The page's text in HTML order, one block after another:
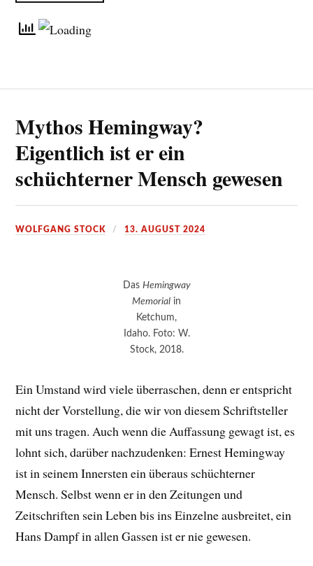
Mythos Hemingway?
Eigentlich ist er ein
schüchterner Mensch gewesen
WOLFGANG STOCK 13. AUGUST 2024
Das Hemingway
Memorial in
Ketchum,
Idaho. Foto: W.
Stock, 2018.
Ein Umstand wird viele überraschen, denn er entspricht
nicht der Vorstellung, die wir von diesem Schriftsteller
mit uns tragen. Auch wenn die Auffassung gewagt ist, es
lohnt sich, darüber nachzudenken: Ernest Hemingway
ist in seinem Innersten ein überaus schüchterner
Mensch. Selbst wenn er in den Zeitungen und
Zeitschriften sein Leben bis ins Einzelne ausbreitet, ein
Hans Dampf in allen Gassen ist er nie gewesen.